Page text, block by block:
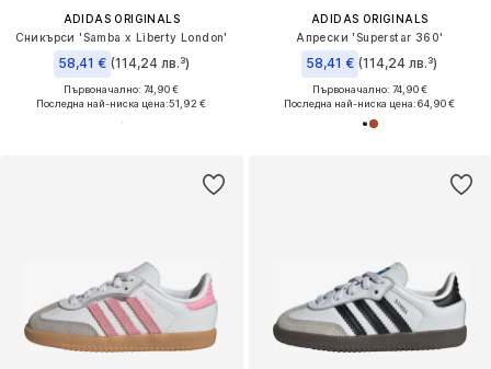
ADIDAS ORIGINALS
Сникърси 'Samba x Liberty London'
58,41 € (114,24 лв.³)
Първоначално: 74,90 €
Последна най-ниска цена:51,92 €
ADIDAS ORIGINALS
Апрески 'Superstar 360'
58,41 € (114,24 лв.³)
Първоначално: 74,90 €
Последна най-ниска цена:64,90 €